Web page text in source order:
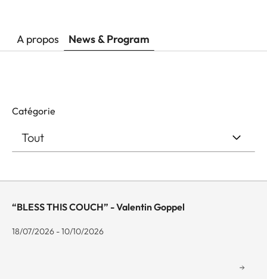
A propos News & Program
Catégorie
“BLESS THIS COUCH” - Valentin Goppel
18/07/2026 - 10/10/2026